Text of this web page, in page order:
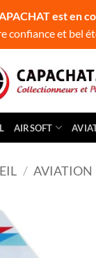
est en
confiance et bel
AIRSOFT
/ AVIATION